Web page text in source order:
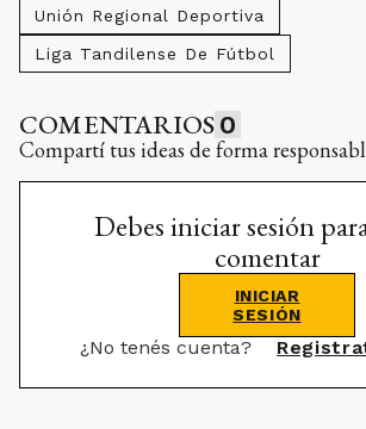
Unión Regional Deportiva
Liga Tandilense De Fútbol
COMENTARIOS 0
Compartí tus ideas de forma
Debes iniciar sesión
comentar
INICIAR
SESIÓN
¿No tenés cuenta?